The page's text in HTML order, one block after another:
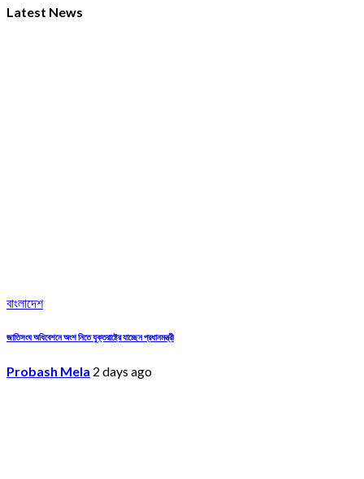
Latest News
বাংলাদেশ
জাতিসংঘ অধিবেশনে অংশ নিতে যুক্তরাষ্ট্রে যাচ্ছেন প্রধানমন্ত্রী
Probash Mela 2 days ago